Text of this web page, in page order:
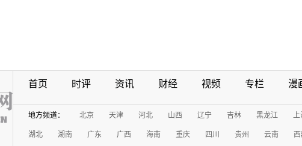
首页 时评 资讯 财经 视频 专栏 漫
地方频道： 北京 天津 河北 山西 辽宁 吉林 黑龙江 上
湖北 湖南 广东 广西 海南 重庆 四川 贵州 云南